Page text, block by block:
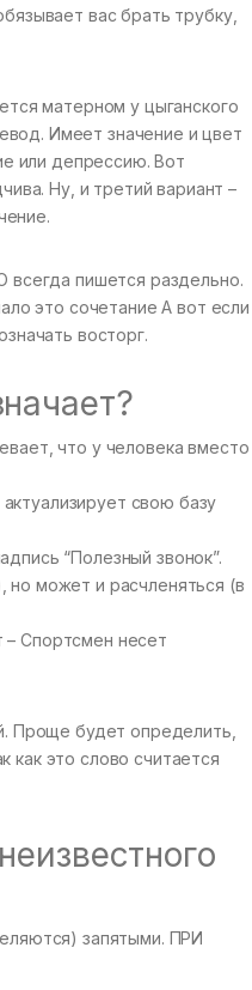
вас брать трубку,
матерном у цыганского
Имеет значение и цвет
или депрессию. Вот
Ну, и третий вариант –
пишется раздельно.
это сочетание А вот если
восторг.
что у человека вместо
свою базу
“Полезный звонок”.
но может и расчленяться (в
– Спортсмен несет
Проще будет определить,
как это слово считается
запятыми. ПРИ